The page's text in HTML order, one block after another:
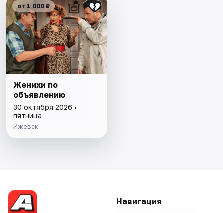
от 1 000 ₽
Женихи по
объявлению
30 октября 2026 •
пятница
Ижевск
Навигация